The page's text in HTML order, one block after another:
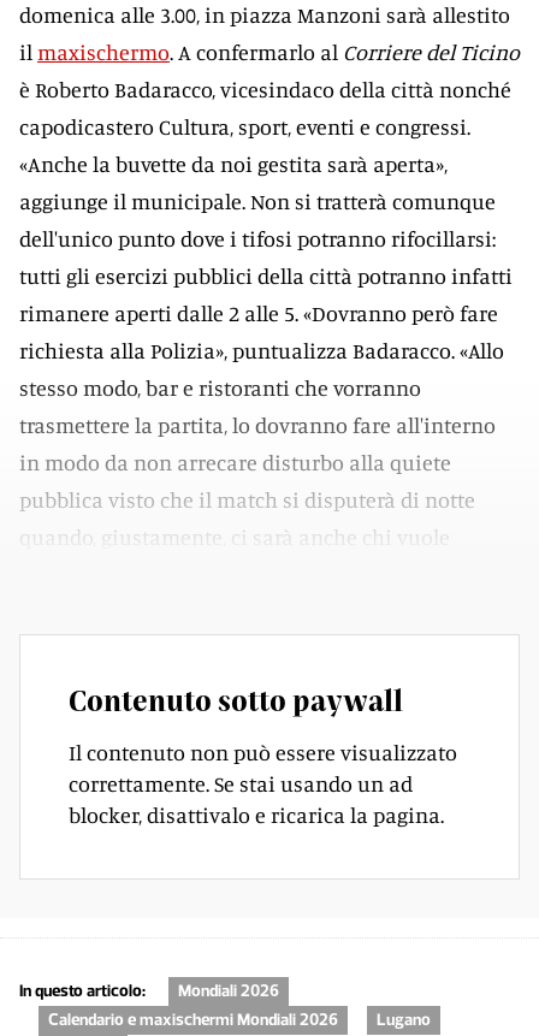
domenica alle 3.00, in piazza Manzoni sarà allestito
il maxischermo. A confermarlo al Corriere del Ticino
è Roberto Badaracco, vicesindaco della città nonché
capodicastero Cultura, sport, eventi e congressi.
«Anche la buvette da noi gestita sarà aperta»,
aggiunge il municipale. Non si tratterà comunque
dell'unico punto dove i tifosi potranno rifocillarsi:
tutti gli esercizi pubblici della città potranno infatti
rimanere aperti dalle 2 alle 5. «Dovranno però fare
richiesta alla Polizia», puntualizza Badaracco. «Allo
stesso modo, bar e ristoranti che vorranno
trasmettere la partita, lo dovranno fare all'interno
in modo da non arrecare disturbo alla quiete
pubblica visto che il match si disputerà di notte
quando, giustamente, ci sarà anche chi vuole
Contenuto sotto paywall
Il contenuto non può essere visualizzato
correttamente. Se stai usando un ad
blocker, disattivalo e ricarica la pagina.
In questo articolo:
Mondiali 2026
Calendario e maxischermi Mondiali 2026
Lugano